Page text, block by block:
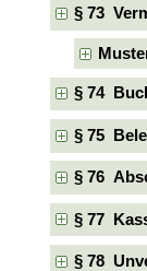
§ 73
§ 74
§ 75
§ 76
§ 77
§ 78